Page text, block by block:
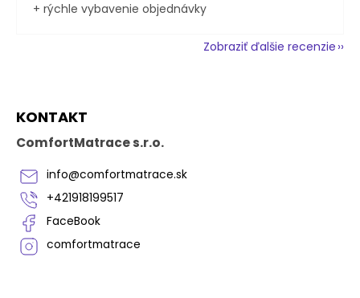
+ rýchle vybavenie objednávky
Zobraziť ďalšie recenzie
KONTAKT
ComfortMatrace s.r.o.
info@comfortmatrace.sk
+421918199517
FaceBook
comfortmatrace